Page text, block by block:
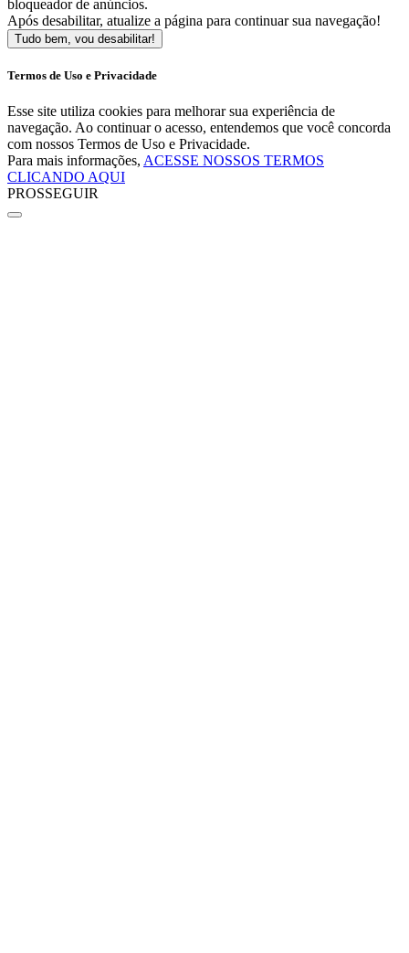
bloqueador de anúncios.
Após desabilitar, atualize a página para continuar sua navegação!
Tudo bem, vou desabilitar!
Termos de Uso e Privacidade
Esse site utiliza cookies para melhorar sua experiência de
navegação. Ao continuar o acesso, entendemos que você concorda
com nossos Termos de Uso e Privacidade.
Para mais informações, ACESSE NOSSOS TERMOS
CLICANDO AQUI
PROSSEGUIR